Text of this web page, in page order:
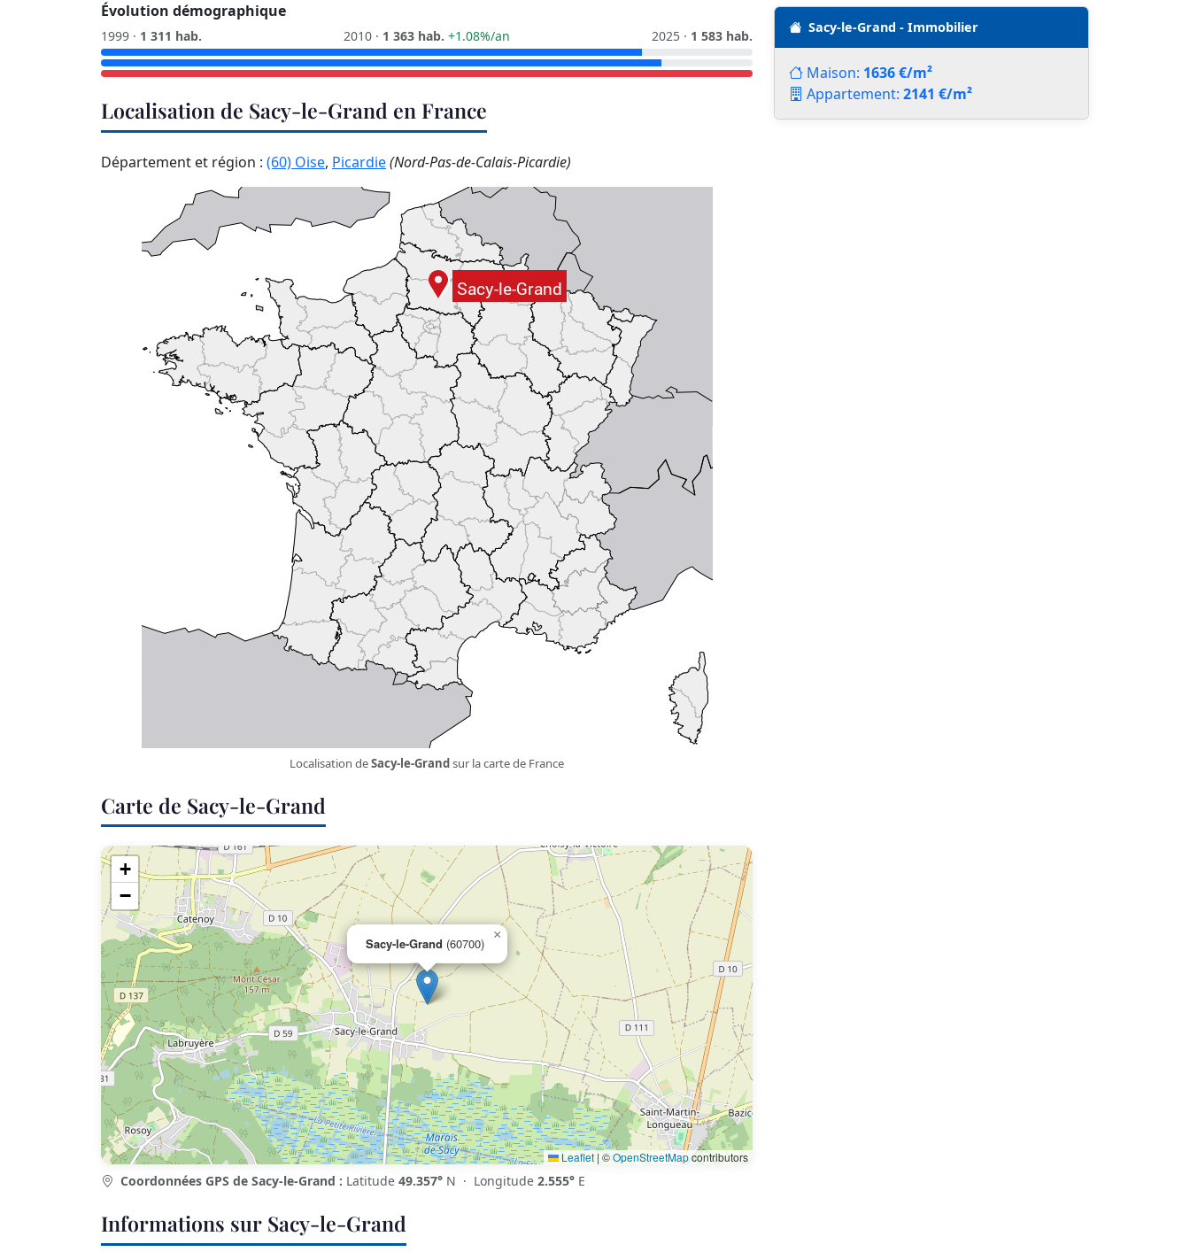
Évolution démographique
1999 · 1 311 hab. 2010 · 1 363 hab. +1.08%/an 2025 · 1 583 hab.
Localisation de Sacy-le-Grand en France
Département et région : (60) Oise, Picardie(Nord-Pas-de-Calais-Picardie)
Localisation deSacy-le-Grandsur la carte de France
Carte de Sacy-le-Grand
Sacy-le-Grand (60700)
×
+
−
Leaflet | ©OpenStreetMapcontributors
Coordonnées GPS de Sacy-le-Grand : Latitude 49.357° N · Longitude 2.555° E
Informations sur Sacy-le-Grand
Sacy-le-Grand - Immobilier
Maison: 1636 €/m²
Appartement: 2141 €/m²